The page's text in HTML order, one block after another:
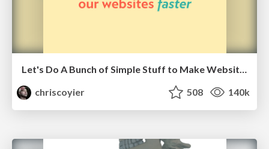
Let's Do A Bunch of Simple Stuff to Make Websites Faster
chriscoyier
508 140k